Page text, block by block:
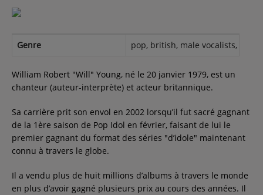
PODCASTS
CONCOURS
Contact
Contact
Genre pop, british, male vocalists,
William Robert "Will" Young, né le 20 janvier 1979, est un
chanteur (auteur-interprète) et acteur britannique.
Sa carrière prit son envol en 2002 lorsqu’il fut sacré gagnant
de la 1ère saison de Pop Idol en février, faisant de lui le
premier gagnant du format des séries "d’idole" maintenant
connu à travers le globe.
Il a vendu plus de huit millions d’albums à travers le monde
en plus d’avoir gagné plusieurs prix au cours des années. Il